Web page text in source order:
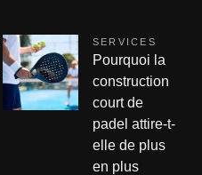
SERVICES
Pourquoi la
construction
court de
padel attire-t-
elle de plus
en plus